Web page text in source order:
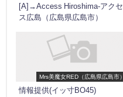
[A]→Access Hiroshima-アクセ
ス広島（広島県広島市）
Mrs美魔女RED（広島県広島市）
情報提供(イッ寸BO45)